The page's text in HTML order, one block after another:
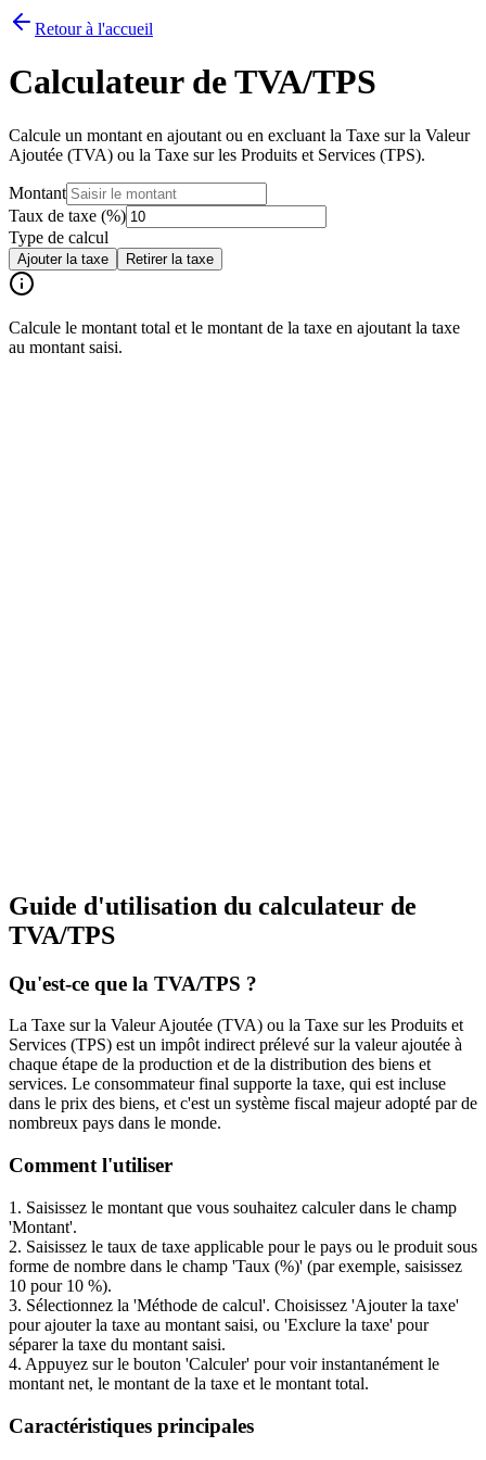
Retour à l'accueil
Calculateur de TVA/TPS
Calcule un montant en ajoutant ou en excluant la Taxe sur la Valeur
Ajoutée (TVA) ou la Taxe sur les Produits et Services (TPS).
Montant
Taux de taxe (%)
Type de calcul
Ajouter la taxe Retirer la taxe
Calcule le montant total et le montant de la taxe en ajoutant la taxe
au montant saisi.
Guide d'utilisation du calculateur de
TVA/TPS
Qu'est-ce que la TVA/TPS ?
La Taxe sur la Valeur Ajoutée (TVA) ou la Taxe sur les Produits et
Services (TPS) est un impôt indirect prélevé sur la valeur ajoutée à
chaque étape de la production et de la distribution des biens et
services. Le consommateur final supporte la taxe, qui est incluse
dans le prix des biens, et c'est un système fiscal majeur adopté par de
nombreux pays dans le monde.
Comment l'utiliser
1. Saisissez le montant que vous souhaitez calculer dans le champ
'Montant'.
2. Saisissez le taux de taxe applicable pour le pays ou le produit sous
forme de nombre dans le champ 'Taux (%)' (par exemple, saisissez
10 pour 10 %).
3. Sélectionnez la 'Méthode de calcul'. Choisissez 'Ajouter la taxe'
pour ajouter la taxe au montant saisi, ou 'Exclure la taxe' pour
séparer la taxe du montant saisi.
4. Appuyez sur le bouton 'Calculer' pour voir instantanément le
montant net, le montant de la taxe et le montant total.
Caractéristiques principales